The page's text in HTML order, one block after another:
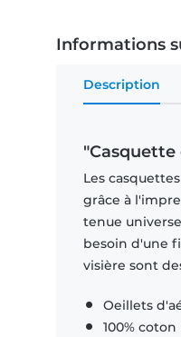
Informations
Description
Les
grâce à
tenue
besoin d'une
visière sont
Oeillets
100% coton